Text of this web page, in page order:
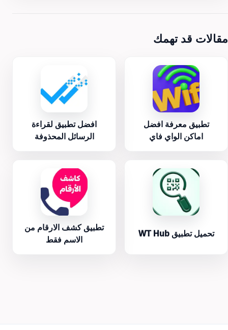
مقالات قد تهمك
تطبيق معرفة افضل
اماكن الواي فاي
افضل تطبيق لقراءة
الرسائل المحذوفة
تحميل تطبيق WT Hub
تطبيق كشف الارقام من
الاسم فقط